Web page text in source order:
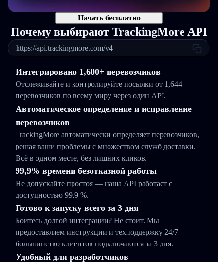
Начать бесплатно
Почему выбирают TrackingMore API
https://api.trackingmore.com/v4
Интегрировано 1,600+ перевозчиков
Отслеживайте и контролируйте посылки от 1,644
перевозчиков по всему миру через один API.
Автоматическое определение и исправление
перевозчиков
TrackingMore автоматически определяет перевозчиков,
решая ваши проблемы с множеством служб доставки.
Всё в одном месте, без лишних кликов.
99,9% времени безотказной работы
Не допускайте простоя — наша API работает с
доступностью 99,9 %.
Готово к запуску всего за 3 дня
Боитесь долгой интеграции? Не стоит. Мы
предоставляем инструкции и техподдержку 24/7 —
большинство клиентов подключаются за 3 дня.
Удобный для разработчиков